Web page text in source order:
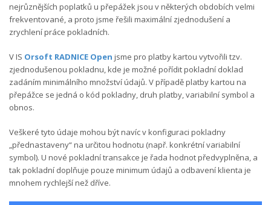
nejrůznějších poplatků u přepážek jsou v některých obdobích velmi
frekventované, a proto jsme řešili maximální zjednodušení a
zrychlení práce pokladních.
V IS Orsoft RADNICE Open jsme pro platby kartou vytvořili tzv.
zjednodušenou pokladnu, kde je možné pořídit pokladní doklad
zadáním minimálního množství údajů. V případě platby kartou na
přepážce se jedná o kód pokladny, druh platby, variabilní symbol a
obnos.
Veškeré tyto údaje mohou být navíc v konfiguraci pokladny
„přednastaveny“ na určitou hodnotu (např. konkrétní variabilní
symbol). U nové pokladní transakce je řada hodnot předvyplněna, a
tak pokladní doplňuje pouze minimum údajů a odbavení klienta je
mnohem rychlejší než dříve.